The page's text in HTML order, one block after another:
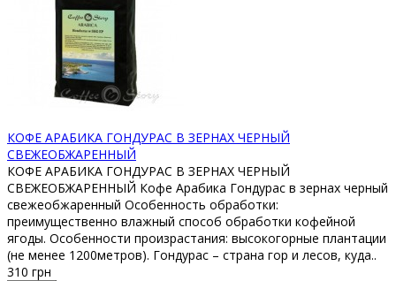
КОФЕ АРАБИКА ГОНДУРАС В ЗЕРНАХ ЧЕРНЫЙ
СВЕЖЕОБЖАРЕННЫЙ
КОФЕ АРАБИКА ГОНДУРАС В ЗЕРНАХ ЧЕРНЫЙ
СВЕЖЕОБЖАРЕННЫЙ Кофе Арабика Гондурас в зернах черный
свежеобжаренный Особенность обработки:
преимущественно влажный способ обработки кофейной
ягоды. Особенности произрастания: высокогорные плантации
(не менее 1200метров). Гондурас – страна гор и лесов, куда..
310 грн